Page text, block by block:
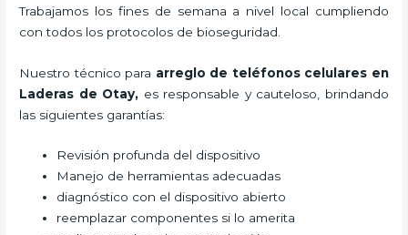
Trabajamos los fines de semana a nivel local cumpliendo
con todos los protocolos de bioseguridad.
Nuestro técnico para arreglo de teléfonos celulares en
Laderas de Otay, es responsable y cauteloso, brindando
las siguientes garantías:
Revisión profunda del dispositivo
Manejo de herramientas adecuadas
diagnóstico con el dispositivo abierto
reemplazar componentes si lo amerita